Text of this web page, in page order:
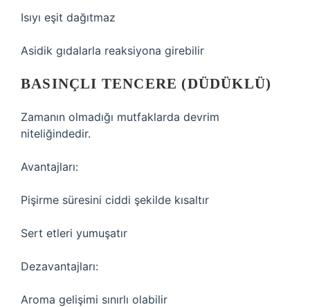
Isıyı eşit dağıtmaz
Asidik gıdalarla reaksiyona girebilir
BASINÇLI TENCERE (DÜDÜKLÜ)
Zamanın olmadığı mutfaklarda devrim
niteliğindedir.
Avantajları:
Pişirme süresini ciddi şekilde kısaltır
Sert etleri yumuşatır
Dezavantajları:
Aroma gelişimi sınırlı olabilir